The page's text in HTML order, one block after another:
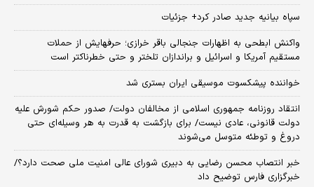
سپاه بیانیه جدید صادر کرد+ جزئیات
واکنش ابطحی به اظهارات جنجالی باقر خرازی؛ حرفهایش از حملات
مستقیم آمریکا و اسرائیل و براندازان تلختر و حتی خطرناکتر است
خواننده پیشکسوت موسیقی ایران بستری شد
انتقاد روزنامه جمهوری اسلامی از مخالفان دولت/ صدور حکم شورش علیه
دولت قانونی، عادی نیست/ برای بازگشت به قدرت به هر وسیله‌ای حتی
دروغ و توطئه متوسل می‌شوند
خبر انتصاب محسن رضایی به دبیری شورای عالی امنیت ملی صحت دارد؟/
خبرگزاری فارس توضیح داد